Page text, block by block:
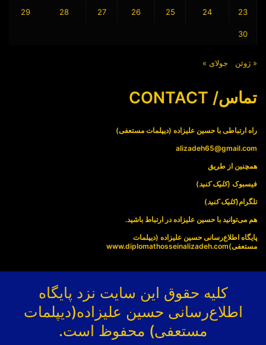
23
24
25
26
27
28
29
30
« ژوئن جولای »
تماس/ CONTACT
راه ارتباطی با حسین علیزاده (دیپلمات مستعفی)
alizadeh65@gmail.com
همچنین از طریق
فیسبوک (کلیک کنید)
تلگرام(کلیک کنید)
هم می‌توانید با حسین علیزاده در ارتباط باشید.
پایگاه اطلاع‌رسانی حسین علیزاده (دیپلمات
مستعفی)www.diplomathosseinalizadeh.com
کلیه حقوق این سایت نزد پایگاه
اطلاع‌رسانی حسین علیزاده(دیپلمات
مستعفی) محفوظ است.